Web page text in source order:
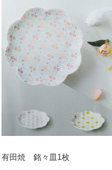
有田焼 銘々皿1枚